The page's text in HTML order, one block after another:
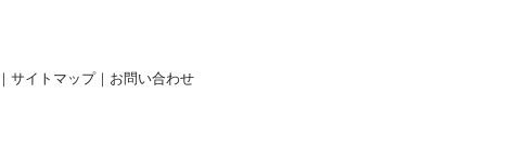
｜ サイトマップ｜ お問い合わせ